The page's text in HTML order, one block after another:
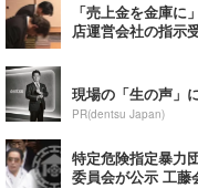
「売上金を金庫
店運営会社の指示
現場の「生の声」
PR(dentsu Japan)
特定危険指定暴力
委員会が公示 工藤